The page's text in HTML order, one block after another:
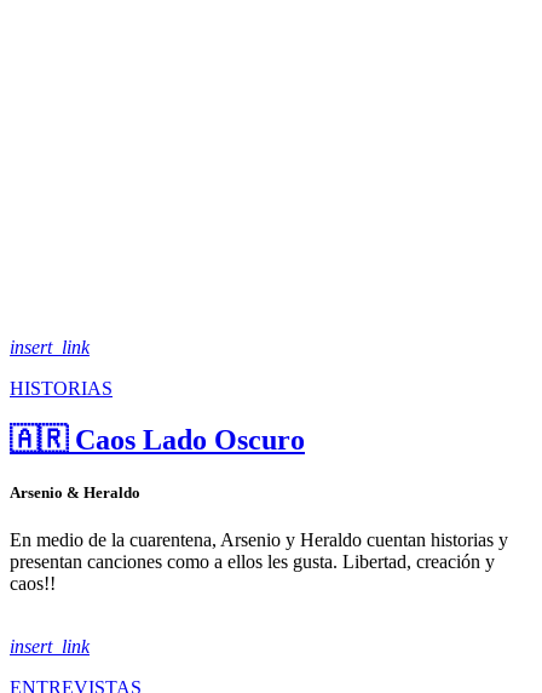
insert_link
HISTORIAS
🇦🇷 Caos Lado Oscuro
Arsenio & Heraldo
En medio de la cuarentena, Arsenio y Heraldo cuentan historias y
presentan canciones como a ellos les gusta. Libertad, creación y
caos!!
insert_link
ENTREVISTAS